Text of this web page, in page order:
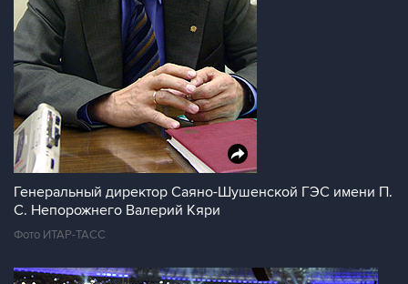
Генеральный директор Саяно-Шушенской ГЭС имени П.
С. Непорожнего Валерий Кяри
Фото ИТАР-ТАСС